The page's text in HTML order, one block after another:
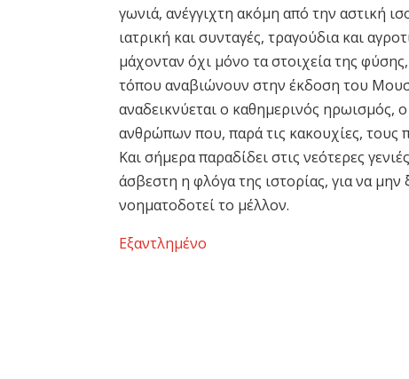
γωνιά, ανέγγιχτη ακόμη από την αστική
ιατρική και συνταγές, τραγούδια και
μάχονταν όχι μόνο τα στοιχεία της
τόπου αναβιώνουν στην έκδοση του
αναδεικνύεται ο καθημερινός ηρωισμός,
ανθρώπων που, παρά τις κακουχίες, τους
Και σήμερα παραδίδει στις νεότερες
άσβεστη η φλόγα της ιστορίας, για να
νοηματοδοτεί το μέλλον.
Εξαντλημένο